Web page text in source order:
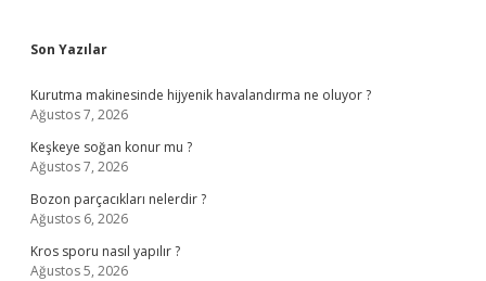
Sidebar
Son Yazılar
Kurutma makinesinde hijyenik havalandırma ne oluyor ?
Ağustos 7, 2026
Keşkeye soğan konur mu ?
Ağustos 7, 2026
Bozon parçacıkları nelerdir ?
Ağustos 6, 2026
Kros sporu nasıl yapılır ?
Ağustos 5, 2026